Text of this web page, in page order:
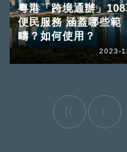
粵港「跨境通辦」
便民服務 涵蓋哪些範
疇？如何使用？
2023-